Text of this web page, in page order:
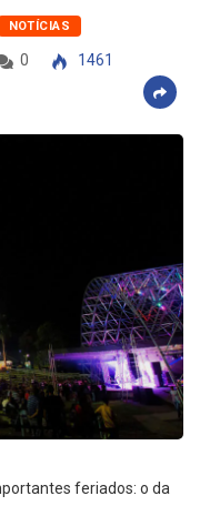
NOTÍCIAS
0
1461
feriados: o da